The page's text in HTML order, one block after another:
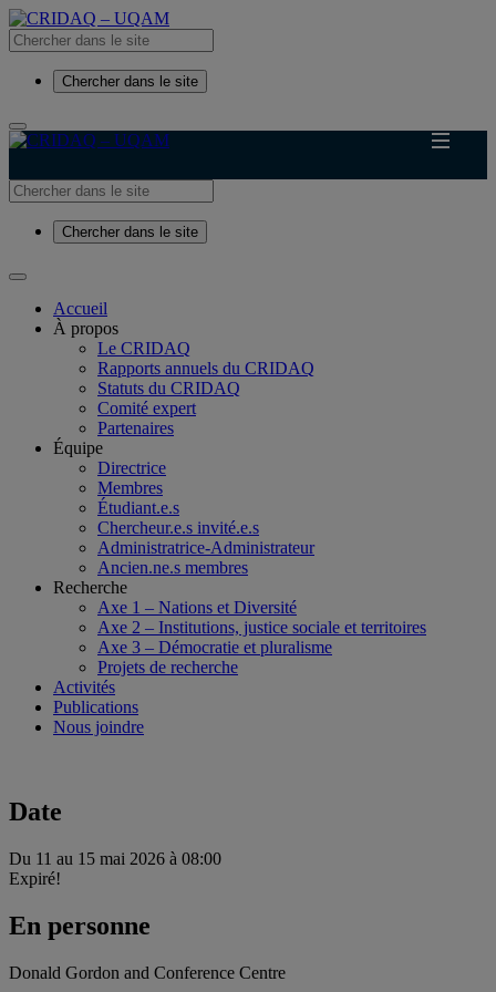
Chercher dans le site
Chercher dans le site
Accueil
À propos
Le CRIDAQ
Rapports annuels du CRIDAQ
Statuts du CRIDAQ
Comité expert
Partenaires
Équipe
Directrice
Membres
Étudiant.e.s
Chercheur.e.s invité.e.s
Administratrice-Administrateur
Ancien.ne.s membres
Recherche
Axe 1 – Nations et Diversité
Axe 2 – Institutions, justice sociale et territoires
Axe 3 – Démocratie et pluralisme
Projets de recherche
Activités
Publications
Nous joindre
Date
Du 11 au 15 mai 2026 à 08:00
Expiré!
En personne
Donald Gordon and Conference Centre